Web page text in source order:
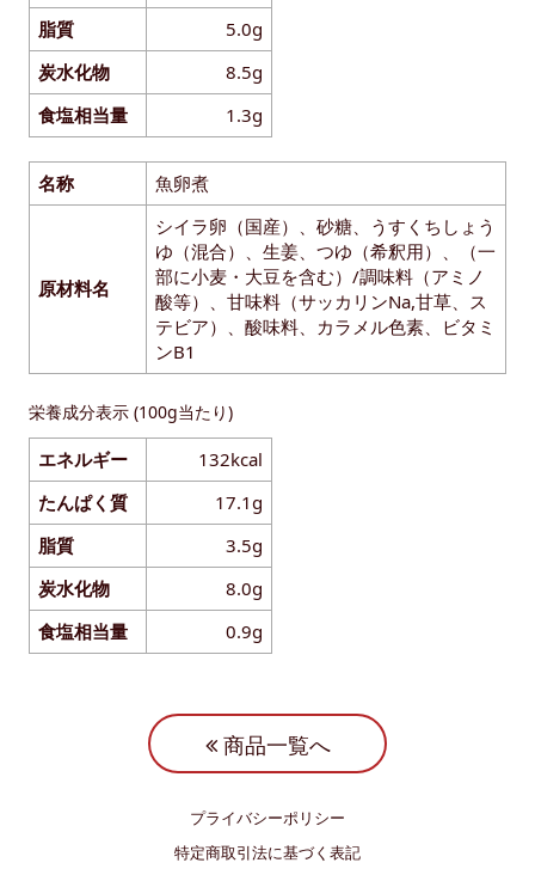
脂質
5.0g
炭水化物
8.5g
食塩相当量
1.3g
名称 魚卵煮
原材料名
シイラ卵（国産）、砂糖、うすくちしょう
ゆ（混合）、生姜、つゆ（希釈用）、（一
部に小麦・大豆を含む）/調味料（アミノ
酸等）、甘味料（サッカリンNa,甘草、ス
テビア）、酸味料、カラメル色素、ビタミ
ンB1
栄養成分表示 (100g当たり)
エネルギー
132kcal
たんぱく質
17.1g
脂質
3.5g
炭水化物
8.0g
食塩相当量
0.9g
商品一覧へ
プライバシーポリシー
特定商取引法に基づく表記